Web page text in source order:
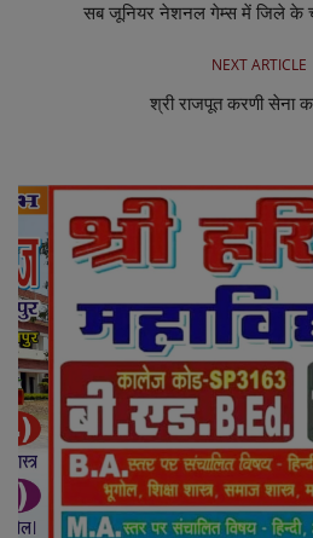
सब जूनियर नेशनल गेम्स में जिले के
NEXT ARTICLE
श्री राजपूत करणी सेना